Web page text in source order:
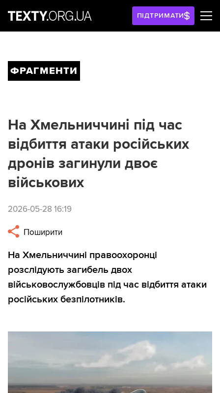
ПІДТРИМАТИ
ФРАГМЕНТИ
На Хмельниччині під час
відбиття атаки російських
дронів загинули двоє
військових
2026-05-28 16:19
Поширити
На Хмельниччині правоохоронці
розслідують загибель двох
військовослужбовців під час відбиття атаки
російських безпілотників.